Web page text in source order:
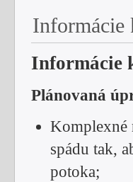
Informácie
Informácie
Plánovaná
Komplexné
spádu tak,
potoka;